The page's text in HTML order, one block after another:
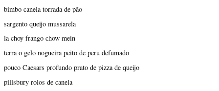
bimbo canela torrada de pão
sargento queijo mussarela
la choy frango chow mein
terra o gelo nogueira peito de peru defumado
pouco Caesars profundo prato de pizza de queijo
pillsbury rolos de canela